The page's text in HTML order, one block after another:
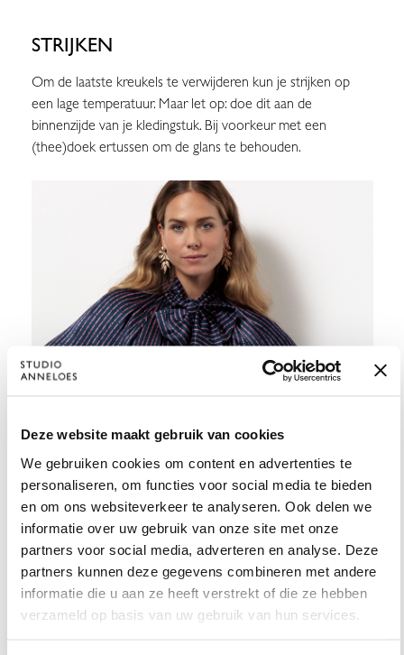
Deze website maakt gebruik van cookies
We gebruiken cookies om content en advertenties te
personaliseren, om functies voor social media te bieden
en om ons websiteverkeer te analyseren. Ook delen we
informatie over uw gebruik van onze site met onze
partners voor social media, adverteren en analyse. Deze
partners kunnen deze gegevens combineren met andere
informatie die u aan ze heeft verstrekt of die ze hebben
verzameld op basis van uw gebruik van hun services.
STRIJKEN
Om de laatste kreukels te verwijderen kun je strijken op
een lage temperatuur. Maar let op: doe dit aan de
binnenzijde van je kledingstuk. Bij voorkeur met een
(thee)doek ertussen om de glans te behouden.
WAT IS HET VERSCHIL TUSSEN SATIJN
EN ZIJDE?